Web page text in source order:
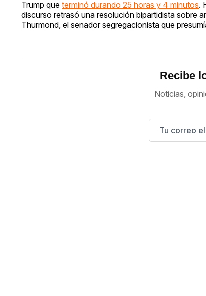
Trump que terminó durando 25 horas y 4 minutos.
discurso retrasó una resolución bipartidista sobre
Thurmond, el senador segregacionista que
Recibe
Noticias,